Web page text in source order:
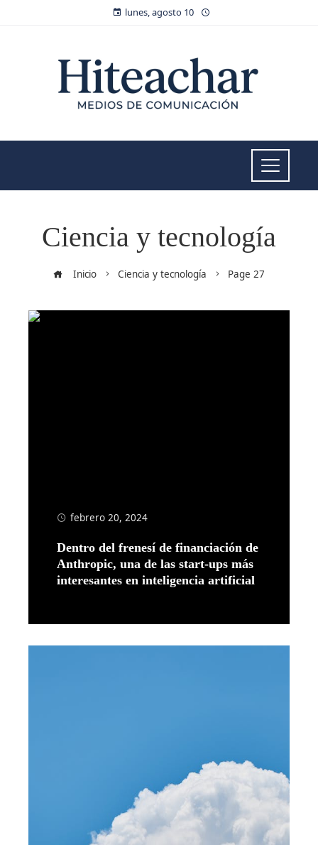
lunes, agosto 10
Ciencia y tecnología
Inicio Ciencia y tecnología Page 27
febrero 20, 2024
Dentro del frenesí de financiación de
Anthropic, una de las start-ups más
interesantes en inteligencia artificial